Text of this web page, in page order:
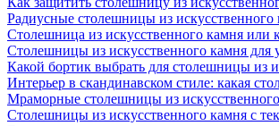
Радиусные столешницы из искусственного
Столешница из искусственного камня или
Столешницы из искусственного камня для
Какой бортик выбрать для столешницы из
Интерьер в скандинавском стиле: какая
Мраморные столешницы из
Столешницы из искусственного камня с